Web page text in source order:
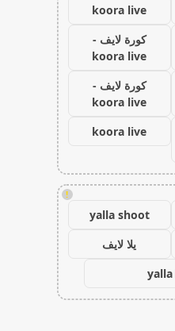
koora live
كورة لايف -
koora live
كورة لايف -
koora live
koora live
!
yalla shoot
يلا لايف